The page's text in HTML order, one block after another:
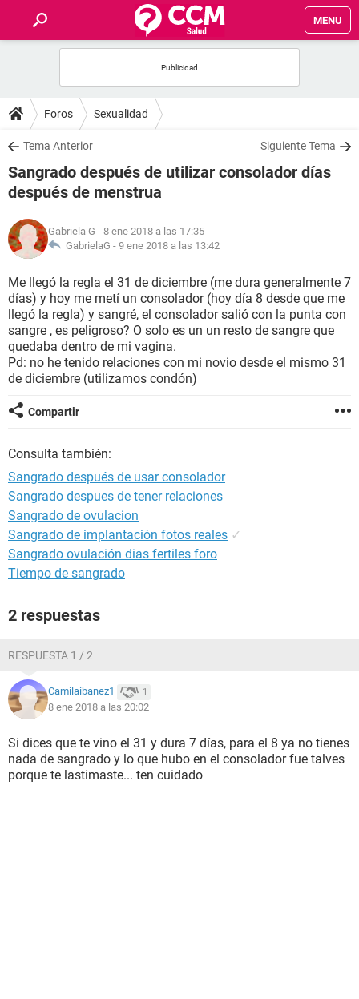
MENU
FOROS
SALUD
FAMILIA
NUTRICIÓN
SEXUALIDAD
GLOSARIO
Foros Sexualidad
Tema Anterior Siguiente Tema
Sangrado después de utilizar consolador días
después de menstrua
Gabriela G - 8 ene 2018 a las 17:35
GabrielaG - 9 ene 2018 a las 13:42
Me llegó la regla el 31 de diciembre (me dura generalmente 7
días) y hoy me metí un consolador (hoy día 8 desde que me
llegó la regla) y sangré, el consolador salió con la punta con
sangre , es peligroso? O solo es un un resto de sangre que
quedaba dentro de mi vagina.
Pd: no he tenido relaciones con mi novio desde el mismo 31
de diciembre (utilizamos condón)
Compartir
Consulta también:
Sangrado después de usar consolador
Sangrado despues de tener relaciones
Sangrado de ovulacion
Sangrado de implantación fotos reales ✓
Sangrado ovulación dias fertiles foro
Tiempo de sangrado
2 respuestas
RESPUESTA 1 / 2
Camilaibanez1 1
8 ene 2018 a las 20:02
Si dices que te vino el 31 y dura 7 días, para el 8 ya no tienes
nada de sangrado y lo que hubo en el consolador fue talves
porque te lastimaste... ten cuidado